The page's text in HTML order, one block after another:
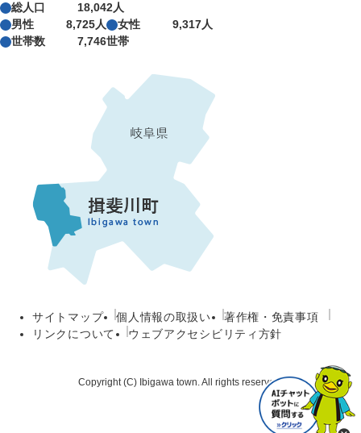
総人口
18,042人
男性
8,725人 女性
9,317人
世帯数
7,746世帯
サイトマップ 個人情報の取扱い
著作権・免責事項
リンクについて
ウェブアクセシビリティ方針
Copyright (C) Ibigawa town. All rights reserved.